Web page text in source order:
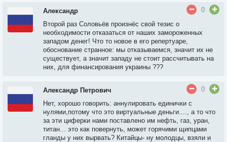
Александр
0
Второй раз Соловьёв произнёс свой тезис о
необходимости отказаться от наших замороженных
западом денег! Что то новое в его репертуаре,
обоснование странное: мы отказываемся, значит их не
существует, а значит западу не стоит рассчитывать на
них, для финансирования украины ???
Александр Петрович
0
Нет, хорошо говорить: аннулировать единички с
нулями,потому что это виртуальные деньги...., а то что
за эти циферки нами поставлено им нефть, газ, уран,
титан... это как повернуть, может горячими щипцами
гланды у них вырвать? Китайцы- ну молодцы, взяли и